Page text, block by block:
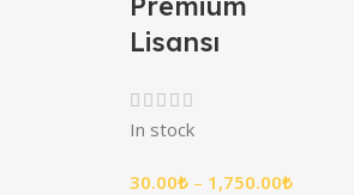
Lisansı
In stock
30.00₺ – 1,750.00₺